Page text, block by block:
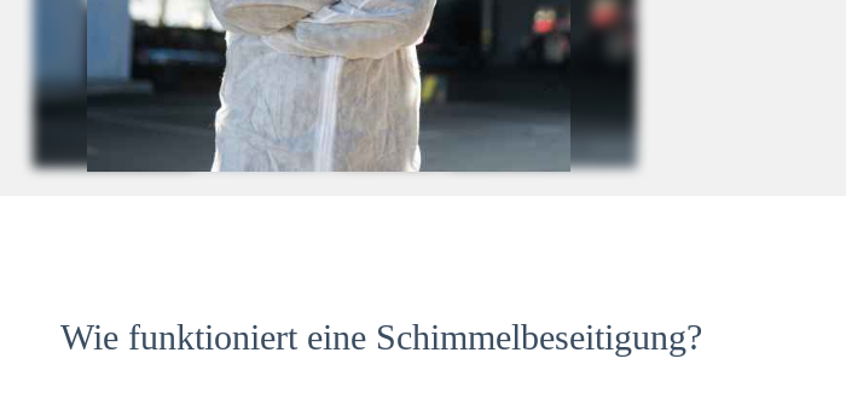
Wie funktioniert eine Schimmelbeseitigung?